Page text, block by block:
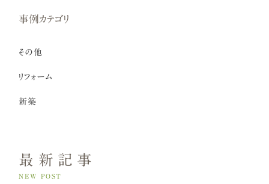
事例カテゴリ
その他
リフォーム
新築
最新記事
NEW POST